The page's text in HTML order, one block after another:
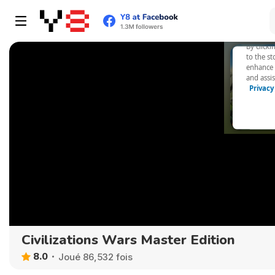
Civilizations Wars Master Edition
8.0 Joué 86,532 fois